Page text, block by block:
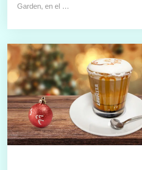
Garden, en el …